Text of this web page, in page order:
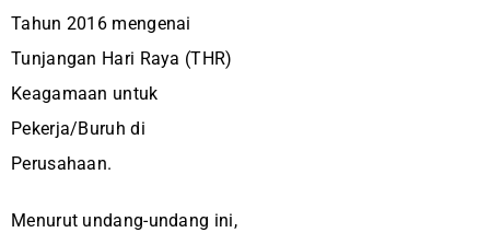
Tahun 2016 mengenai
Tunjangan Hari Raya (THR)
Keagamaan untuk
Pekerja/Buruh di
Perusahaan.
Menurut undang-undang ini,